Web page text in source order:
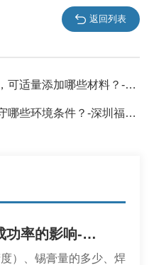
返回列表
为改善助焊剂的活性，可适量添加哪些材料？-深圳福英达
激光锡膏使用需要严守哪些环境条件？-深圳福英达
锡膏印刷对回流焊接成功率的影响-深圳福英达
）、锡膏量的多少、焊